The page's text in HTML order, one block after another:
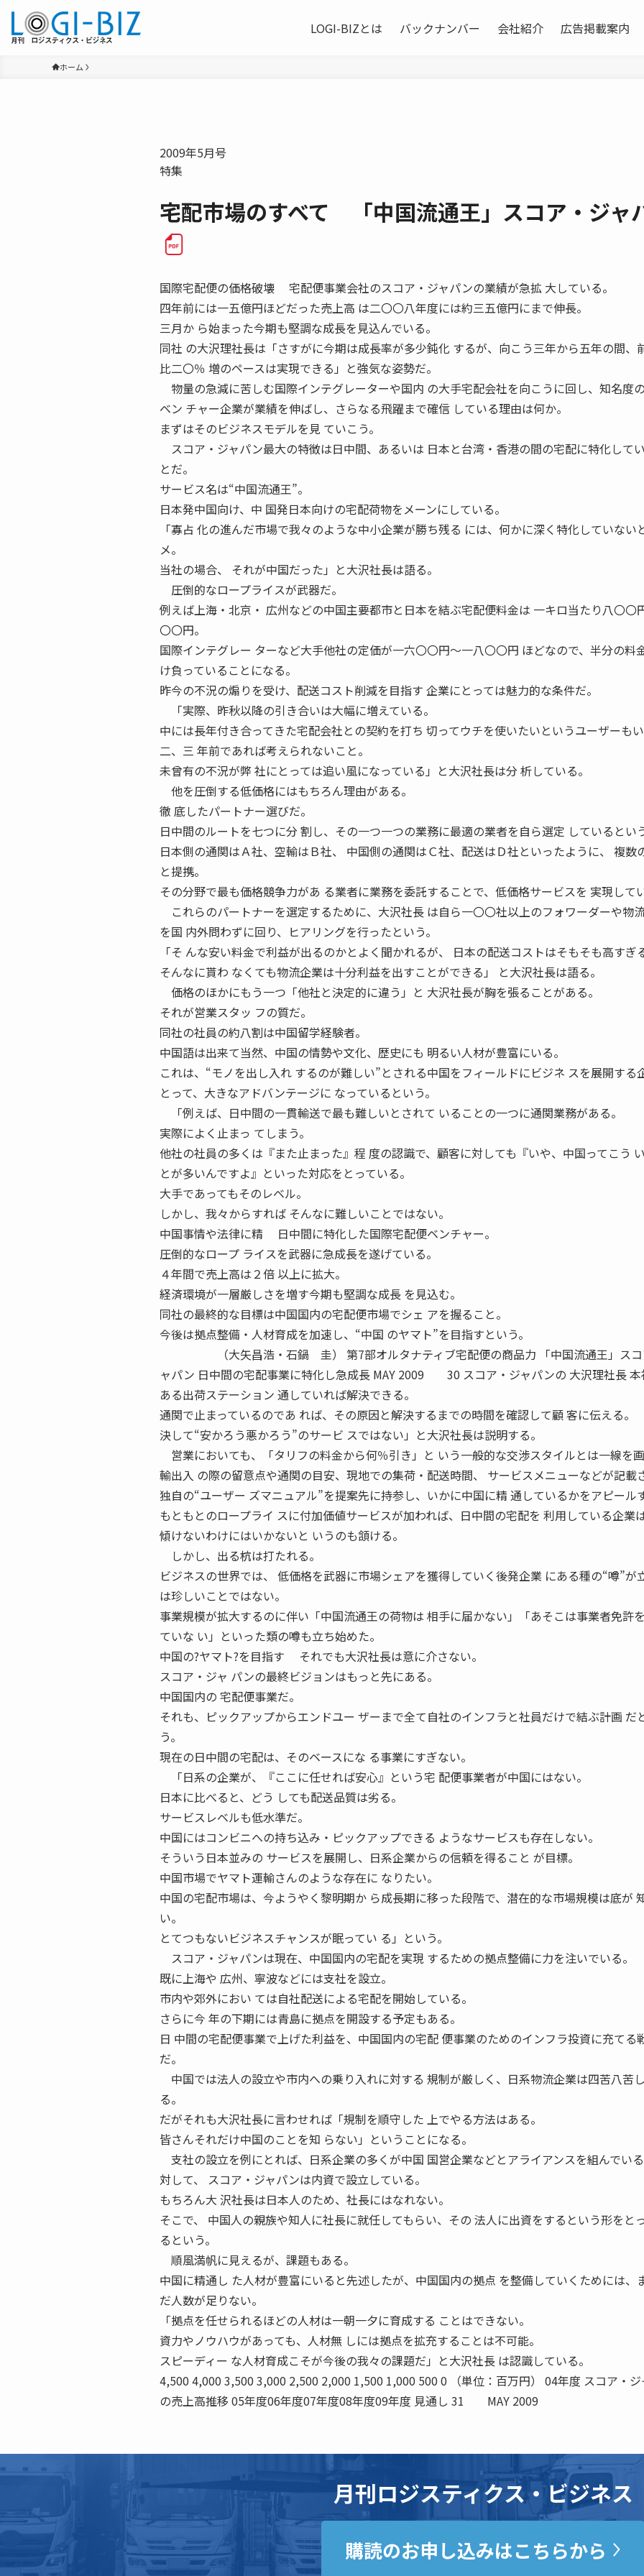
LOGI-BIZとは バックナンバー 会社紹介 広告掲載案内
ホーム
2009年5月号
特集
宅配市場のすべて 「中国流通王」スコア・ジャ
国際宅配便の価格破壊 宅配便事業会社のスコア・ジャパンの業績が急拡 大している。
四年前には一五億円ほどだった売上高 は二〇〇八年度には約三五億円にまで伸長。
三月か ら始まった今期も堅調な成長を見込んでいる。
同社 の大沢理社長は「さすがに今期は成長率が多少鈍化 するが、向こう三年から五年の間、
比二〇％ 増のペースは実現できる」と強気な姿勢だ。
物量の急減に苦しむ国際インテグレーターや国内 の大手宅配会社を向こうに回し、知名度
ベン チャー企業が業績を伸ばし、さらなる飛躍まで確信 している理由は何か。
まずはそのビジネスモデルを見 ていこう。
スコア・ジャパン最大の特徴は日中間、あるいは 日本と台湾・香港の間の宅配に特化して
とだ。
サービス名は“中国流通王”。
日本発中国向け、中 国発日本向けの宅配荷物をメーンにしている。
「寡占 化の進んだ市場で我々のような中小企業が勝ち残る には、何かに深く特化していない
メ。
当社の場合、 それが中国だった」と大沢社長は語る。
圧倒的なロープライスが武器だ。
例えば上海・北京・ 広州などの中国主要都市と日本を結ぶ宅配便料金は 一キロ当たり八〇〇
〇〇円。
国際インテグレー ターなど大手他社の定価が一六〇〇円〜一八〇〇円 ほどなので、半分の料
け負っていることになる。
昨今の不況の煽りを受け、配送コスト削減を目指す 企業にとっては魅力的な条件だ。
「実際、昨秋以降の引き合いは大幅に増えている。
中には長年付き合ってきた宅配会社との契約を打ち 切ってウチを使いたいというユーザーもい
二、三 年前であれば考えられないこと。
未曾有の不況が弊 社にとっては追い風になっている」と大沢社長は分 析している。
他を圧倒する低価格にはもちろん理由がある。
徹 底したパートナー選びだ。
日中間のルートを七つに分 割し、その一つ一つの業務に最適の業者を自ら選定 しているという
日本側の通関はＡ社、空輸はＢ社、 中国側の通関はＣ社、配送はＤ社といったように、 複数
と提携。
その分野で最も価格競争力があ る業者に業務を委託することで、低価格サービスを 実現して
これらのパートナーを選定するために、大沢社長 は自ら一〇〇社以上のフォワーダーや物
を国 内外問わずに回り、ヒアリングを行ったという。
「そ んな安い料金で利益が出るのかとよく聞かれるが、 日本の配送コストはそもそも高すぎ
そんなに貰わ なくても物流企業は十分利益を出すことができる」 と大沢社長は語る。
価格のほかにもう一つ「他社と決定的に違う」と 大沢社長が胸を張ることがある。
それが営業スタッ フの質だ。
同社の社員の約八割は中国留学経験者。
中国語は出来て当然、中国の情勢や文化、歴史にも 明るい人材が豊富にいる。
これは、“モノを出し入れ するのが難しい”とされる中国をフィールドにビジネ スを展開する
とって、大きなアドバンテージに なっているという。
「例えば、日中間の一貫輸送で最も難しいとされて いることの一つに通関業務がある。
実際によく止まっ てしまう。
他社の社員の多くは『また止まった』程 度の認識で、顧客に対しても『いや、中国ってこう
とが多いんですよ』といった対応をとっている。
大手であってもそのレベル。
しかし、我々からすれば そんなに難しいことではない。
中国事情や法律に精 日中間に特化した国際宅配便ベンチャー。
圧倒的なロープ ライスを武器に急成長を遂げている。
４年間で売上高は２倍 以上に拡大。
経済環境が一層厳しさを増す今期も堅調な成長 を見込む。
同社の最終的な目標は中国国内の宅配便市場でシェ アを握ること。
今後は拠点整備・人材育成を加速し、“中国 のヤマト”を目指すという。
（大矢昌浩・石鍋 圭） 第7部オルタナティブ宅配便の商品力 「中国流通王」スコ
ャパン 日中間の宅配事業に特化し急成長 MAY 2009 30 スコア・ジャパンの 大沢理社長 本
ある出荷ステーション 通していれば解決できる。
通関で止まっているのであ れば、その原因と解決するまでの時間を確認して顧 客に伝える。
決して“安かろう悪かろう”のサービ スではない」と大沢社長は説明する。
営業においても、「タリフの料金から何％引き」と いう一般的な交渉スタイルとは一線を画
輸出入 の際の留意点や通関の目安、現地での集荷・配送時間、 サービスメニューなどが記載
独自の“ユーザー ズマニュアル”を提案先に持参し、いかに中国に精 通しているかをアピール
もともとのロープライ スに付加価値サービスが加われば、日中間の宅配を 利用している企業
傾けないわけにはいかないと いうのも頷ける。
しかし、出る杭は打たれる。
ビジネスの世界では、 低価格を武器に市場シェアを獲得していく後発企業 にある種の“噂”が
は珍しいことではない。
事業規模が拡大するのに伴い「中国流通王の荷物は 相手に届かない」「あそこは事業者免許
ていな い」といった類の噂も立ち始めた。
中国の?ヤマト?を目指す それでも大沢社長は意に介さない。
スコア・ジャ パンの最終ビジョンはもっと先にある。
中国国内の 宅配便事業だ。
それも、ピックアップからエンドユー ザーまで全て自社のインフラと社員だけで結ぶ計画 だ
う。
現在の日中間の宅配は、そのベースにな る事業にすぎない。
「日系の企業が、『ここに任せれば安心』という宅 配便事業者が中国にはない。
日本に比べると、どう しても配送品質は劣る。
サービスレベルも低水準だ。
中国にはコンビニへの持ち込み・ピックアップできる ようなサービスも存在しない。
そういう日本並みの サービスを展開し、日系企業からの信頼を得ること が目標。
中国市場でヤマト運輸さんのような存在に なりたい。
中国の宅配市場は、今ようやく黎明期か ら成長期に移った段階で、潜在的な市場規模は底が
い。
とてつもないビジネスチャンスが眠ってい る」という。
スコア・ジャパンは現在、中国国内の宅配を実現 するための拠点整備に力を注いでいる。
既に上海や 広州、寧波などには支社を設立。
市内や郊外におい ては自社配送による宅配を開始している。
さらに今 年の下期には青島に拠点を開設する予定もある。
日 中間の宅配便事業で上げた利益を、中国国内の宅配 便事業のためのインフラ投資に充てる
だ。
中国では法人の設立や市内への乗り入れに対する 規制が厳しく、日系物流企業は四苦八苦
る。
だがそれも大沢社長に言わせれば「規制を順守した 上でやる方法はある。
皆さんそれだけ中国のことを知 らない」ということになる。
支社の設立を例にとれば、日系企業の多くが中国 国営企業などとアライアンスを組んでい
対して、 スコア・ジャパンは内資で設立している。
もちろん大 沢社長は日本人のため、社長にはなれない。
そこで、 中国人の親族や知人に社長に就任してもらい、その 法人に出資をするという形をと
るという。
順風満帆に見えるが、課題もある。
中国に精通し た人材が豊富にいると先述したが、中国国内の拠点 を整備していくためには、
だ人数が足りない。
「拠点を任せられるほどの人材は一朝一夕に育成する ことはできない。
資力やノウハウがあっても、人材無 しには拠点を拡充することは不可能。
スピーディー な人材育成こそが今後の我々の課題だ」と大沢社長 は認識している。
4,500 4,000 3,500 3,000 2,500 2,000 1,500 1,000 500 0 （単位：百万円） 04年度 スコア・ジ
の売上高推移 05年度06年度07年度08年度09年度 見通し 31 MAY 2009
月刊ロジスティクス・ビジネス
購読のお申し込みはこちらから